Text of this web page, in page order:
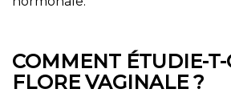
COMMENT ÉTUDIE-
FLORE VAGINALE ?